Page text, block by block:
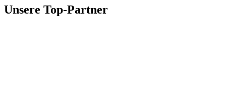
Unsere Top-Partner